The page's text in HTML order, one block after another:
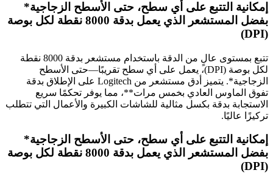
إمكانية التتبع على أي سطح، حتى الأسطح الزجاجية*
بفضل المستشعر الذي يعمل بدقة 8000 نقطة لكل بوصة
(DPI)
تتبع بمستوى عالٍ من الدقة باستخدام مستشعر بدقة 8000 نقطة
لكل بوصة (DPI)، يعمل على أي سطح تقريبًا—حتى الأسطح
الزجاجية*. يتميز أدق مستشعر من Logitech على الإطلاق بدقة
تفوق الماوس العادي بخمس مرات**، مما يوفر تحكمًا سريع
الاستجابة بدقة بكسل مثالية للشاشات الكبيرة والأعمال التي تتطلب
تركيزًا عاليًا.
إمكانية التتبع على أي سطح، حتى الأسطح الزجاجية*
بفضل المستشعر الذي يعمل بدقة 8000 نقطة لكل بوصة
(DPI)